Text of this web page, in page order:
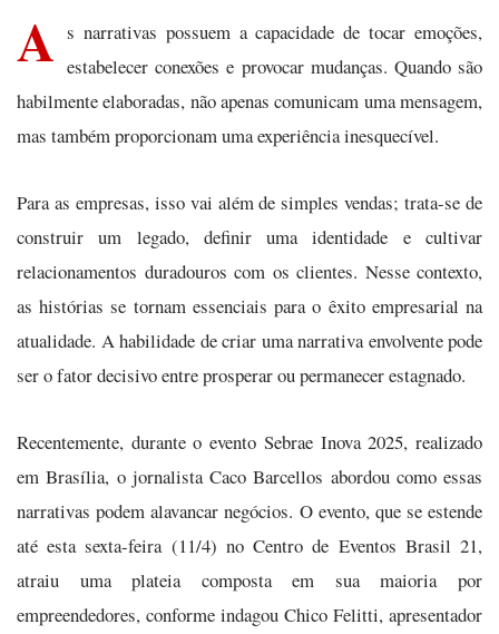
A s narrativas possuem a capacidade de tocar emoções,
estabelecer conexões e provocar mudanças. Quando são
habilmente elaboradas, não apenas comunicam uma mensagem,
mas também proporcionam uma experiência inesquecível.
Para as empresas, isso vai além de simples vendas; trata-se de
construir um legado, definir uma identidade e cultivar
relacionamentos duradouros com os clientes. Nesse contexto,
as histórias se tornam essenciais para o êxito empresarial na
atualidade. A habilidade de criar uma narrativa envolvente pode
ser o fator decisivo entre prosperar ou permanecer estagnado.
Recentemente, durante o evento Sebrae Inova 2025, realizado
em Brasília, o jornalista Caco Barcellos abordou como essas
narrativas podem alavancar negócios. O evento, que se estende
até esta sexta-feira (11/4) no Centro de Eventos Brasil 21,
atraiu uma plateia composta em sua maioria por
empreendedores, conforme indagou Chico Felitti, apresentador